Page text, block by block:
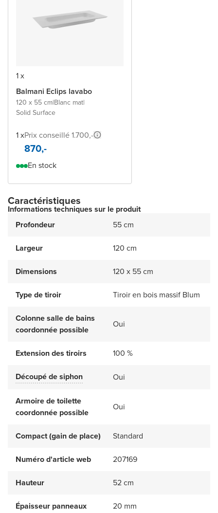
1 x
Balmani Eclips lavabo
120 x 55 cm|Blanc mat|
Solid Surface
1 xPrix conseillé 1.700,-
870,-
En stock
Caractéristiques
Informations techniques sur le produit
Profondeur
55 cm
Largeur 120 cm
Dimensions 120 x 55 cm
Type de tiroir Tiroir en bois massif Blum
Colonne salle de bains
coordonnée possible
Oui
Extension des tiroirs 100 %
Découpé de siphon Oui
Armoire de toilette
coordonnée possible
Oui
Compact (gain de place) Standard
Numéro d'article web 207169
Hauteur 52 cm
Épaisseur panneaux 20 mm